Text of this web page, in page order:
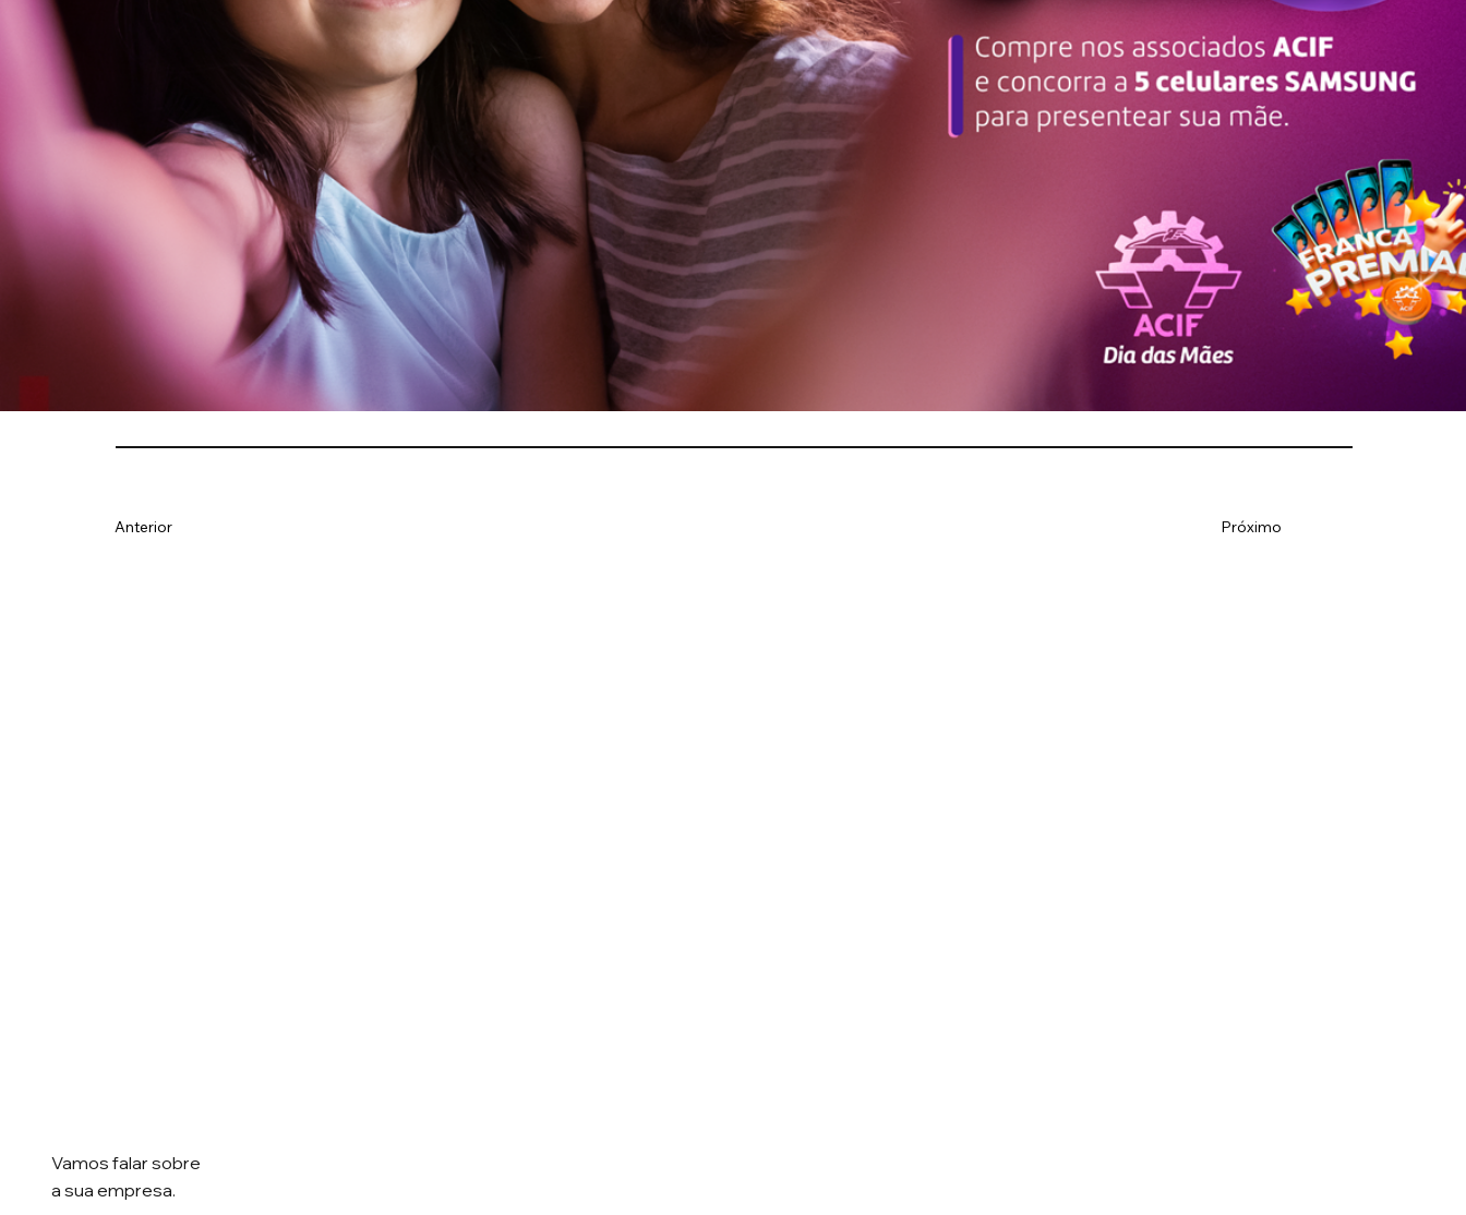
Anterior Próximo
Vamos falar sobre
a sua empresa.